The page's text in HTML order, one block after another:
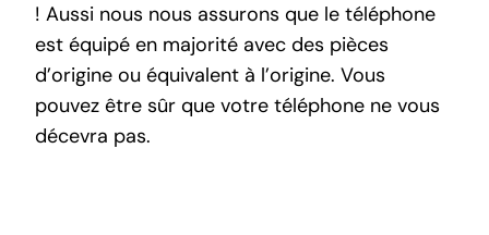
! Aussi nous nous assurons que le téléphone
est équipé en majorité avec des pièces
d’origine ou équivalent à l’origine. Vous
pouvez être sûr que votre téléphone ne vous
décevra pas.